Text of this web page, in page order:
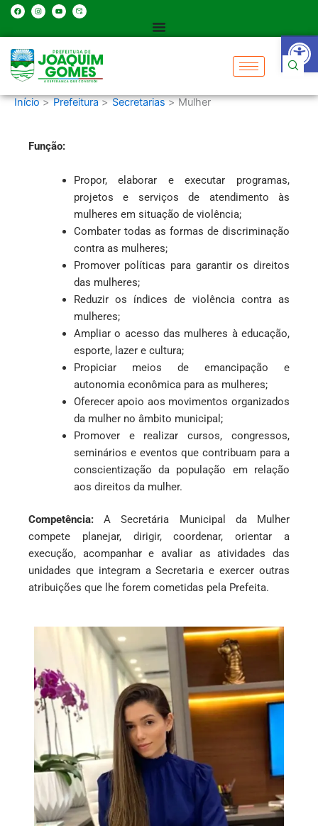
Abrir
conteúdo
F
a
c
o
k
I
n
s
m
Y
o
u
e
H
u
g
a
i
l
-
u
n
o
c
Início Prefeitura Secretarias Mulher
Função:
Propor, elaborar e executar programas,
projetos e serviços de atendimento às
mulheres em situação de violência;
Combater todas as formas de discriminação
contra as mulheres;
Promover políticas para garantir os direitos
das mulheres;
Reduzir os índices de violência contra as
mulheres;
Ampliar o acesso das mulheres à educação,
esporte, lazer e cultura;
Propiciar meios de emancipação e
autonomia econômica para as mulheres;
Oferecer apoio aos movimentos organizados
da mulher no âmbito municipal;
Promover e realizar cursos, congressos,
seminários e eventos que contribuam para a
conscientização da população em relação
aos direitos da mulher.
Competência:A Secretária Municipal da Mulher
compete planejar, dirigir, coordenar, orientar a
execução, acompanhar e avaliar as atividades das
unidades que integram a Secretaria e exercer outras
atribuições que lhe forem cometidas pela Prefeita.